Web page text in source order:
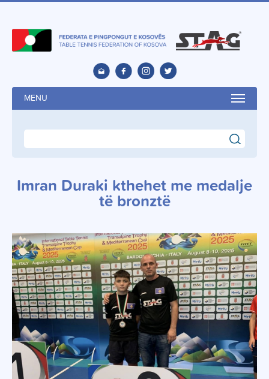
MENU
search
Imran Duraki kthehet me medalje
të bronztë